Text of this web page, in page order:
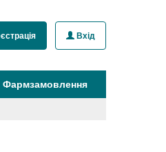
Вхід
Фармзамовлення